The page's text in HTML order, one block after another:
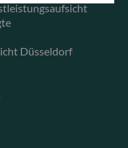
Düsseldorf